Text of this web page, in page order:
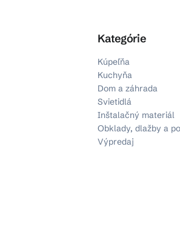
Kategórie
Kúpeľňa
Kuchyňa
Dom a záhrada
Svietidlá
Inštalačný materiál
Obklady, dlažby a
Výpredaj